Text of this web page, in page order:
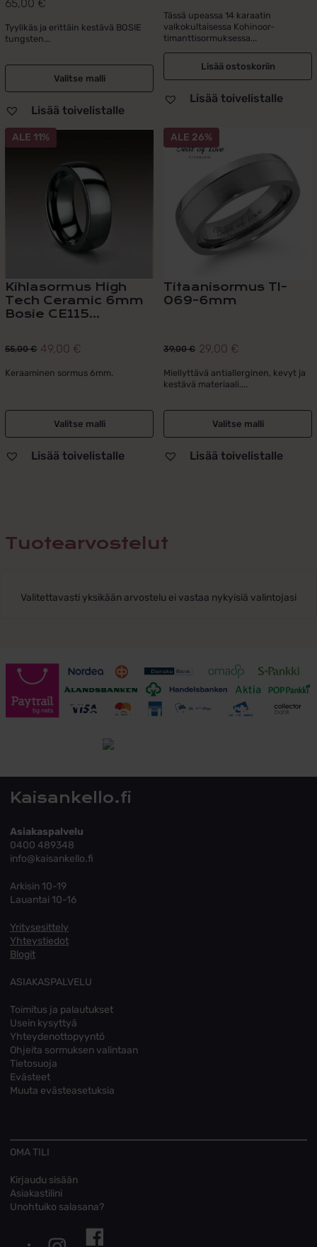
5.00/ 5
65,00 €
Tyylikäs ja erittäin kestävä BOSIE
tungsten...
Valitse malli
Lisää toivelistalle
hinta
oli:
2
796,00 €.
hinta
on:
2
495,00 €.
Tässä upeassa 14 karaatin
valkokultaisessa Kohinoor-
timanttisormuksessa...
Lisää ostoskoriin
Lisää toivelistalle
ALE 11%
Kihlasormus High
Tech Ceramic 6mm
Bosie CE115...
55,00€
Alkuperäinen
hinta
55,00 €.
49,00 €
Nykyinen
hinta
49,00 €.
Keraaminen sormus 6mm.
Valitse malli
Tällä
tuotteella
muunnelma.
Lisää toivelistalle
ALE 26%
Titaanisormus TI-
069-6mm
39,00€
Alkuperäinen
hinta
oli:
39,00 €.
29,00 €
Nykyinen
hinta
on:
29,00 €.
Miellyttävä antiallerginen, kevyt ja
kestävä materiaali....
Valitse malli
Tällä
tuotteella
Voit
tehdä
valinnat
tuotteen
sivulla.
Lisää toivelistalle
Tuotearvostelut
Valitettavasti yksikään arvostelu ei vastaa nykyisiä valintojasi
Toimitusehdot
Kaisankello.fi
Asiakaspalvelu
0400 489348
info@kaisankello.fi
Arkisin 10-19
Lauantai 10-16
Yritysesittely
Yhteystiedot
Blogit
ASIAKASPALVELU
Toimitus ja palautukset
Usein kysyttyä
Yhteydenottopyyntö
Ohjeita sormuksen valintaan
Tietosuoja
Evästeet
Muuta evästeasetuksia
OMA TILI
Kirjaudu sisään
Asiakastilini
Unohtuiko salasana?